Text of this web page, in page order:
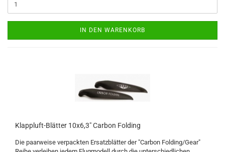
IN DEN WARENKORB
Klappluft-Blätter 10x6,3" Carbon Folding
Die paarweise verpackten Ersatzblätter der "Carbon Folding/Gear"